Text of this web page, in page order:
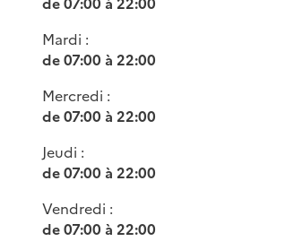
Mardi :
de 07:00 à 22:00
Mercredi :
de 07:00 à 22:00
Jeudi :
de 07:00 à 22:00
Vendredi :
de 07:00 à 22:00